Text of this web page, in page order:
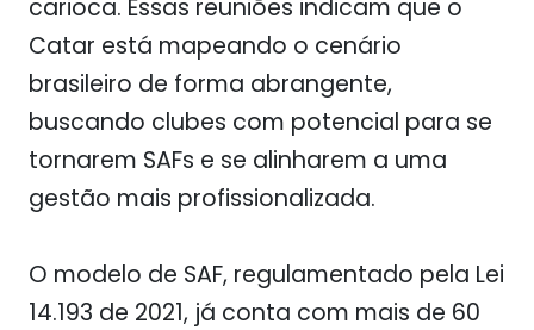
carioca. Essas reuniões indicam que o
Catar está mapeando o cenário
brasileiro de forma abrangente,
buscando clubes com potencial para se
tornarem SAFs e se alinharem a uma
gestão mais profissionalizada.
O modelo de SAF, regulamentado pela Lei
14.193 de 2021, já conta com mais de 60